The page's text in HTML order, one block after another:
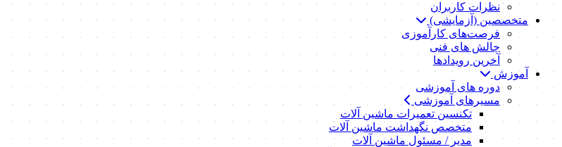
نظرات کاربران
متخصصین (آزمایشی)
فرصت‌های کارآموزی
چالش های فنی
آخرین رویدادها
آموزش
دوره های آموزشی
مسیرهای آموزشی
تکنسین تعمیرات ماشین آلات
متخصص نگهداشت ماشین آلات
مدیر / مسئول ماشین آلات